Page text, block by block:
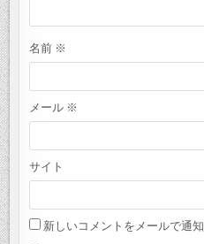
名前 ※
メール ※
サイト
新しいコメントをメールで通知